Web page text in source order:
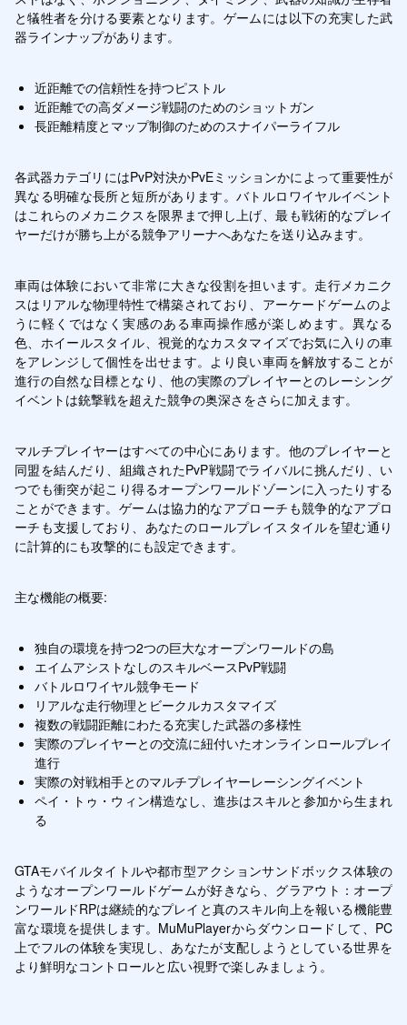
と犠牲者を分ける要素となります。ゲームには以下の充実した武
器ラインナップがあります。
近距離での信頼性を持つピストル
近距離での高ダメージ戦闘のためのショットガン
長距離精度とマップ制御のためのスナイパーライフル
各武器カテゴリにはPvP対決かPvEミッションかによって重要性が
異なる明確な長所と短所があります。バトルロワイヤルイベント
はこれらのメカニクスを限界まで押し上げ、最も戦術的なプレイ
ヤーだけが勝ち上がる競争アリーナへあなたを送り込みます。
車両は体験において非常に大きな役割を担います。走行メカニク
スはリアルな物理特性で構築されており、アーケードゲームのよ
うに軽くではなく実感のある車両操作感が楽しめます。異なる
色、ホイールスタイル、視覚的なカスタマイズでお気に入りの車
をアレンジして個性を出せます。より良い車両を解放することが
進行の自然な目標となり、他の実際のプレイヤーとのレーシング
イベントは銃撃戦を超えた競争の奥深さをさらに加えます。
マルチプレイヤーはすべての中心にあります。他のプレイヤーと
同盟を結んだり、組織されたPvP戦闘でライバルに挑んだり、い
つでも衝突が起こり得るオープンワールドゾーンに入ったりする
ことができます。ゲームは協力的なアプローチも競争的なアプロ
ーチも支援しており、あなたのロールプレイスタイルを望む通り
に計算的にも攻撃的にも設定できます。
主な機能の概要:
独自の環境を持つ2つの巨大なオープンワールドの島
エイムアシストなしのスキルベースPvP戦闘
バトルロワイヤル競争モード
リアルな走行物理とビークルカスタマイズ
複数の戦闘距離にわたる充実した武器の多様性
実際のプレイヤーとの交流に紐付いたオンラインロールプレイ
進行
実際の対戦相手とのマルチプレイヤーレーシングイベント
ペイ・トゥ・ウィン構造なし、進歩はスキルと参加から生まれ
る
GTAモバイルタイトルや都市型アクションサンドボックス体験の
ようなオープンワールドゲームが好きなら、グラアウト：オープ
ンワールドRPは継続的なプレイと真のスキル向上を報いる機能豊
富な環境を提供します。MuMuPlayerからダウンロードして、PC
上でフルの体験を実現し、あなたが支配しようとしている世界を
より鮮明なコントロールと広い視野で楽しみましょう。